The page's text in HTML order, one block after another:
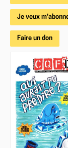
Je veux
Faire un don